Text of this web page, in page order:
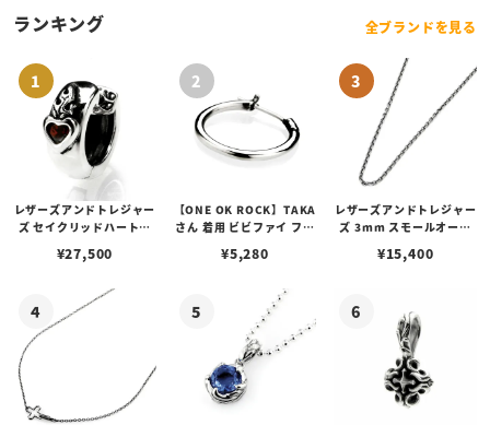
ランキング 全ブランドを見る
レザーズアンドトレジャー
ズ セイクリッドハートピ
¥27,500
【ONE OK ROCK】TAKA
さん 着用 ビビファイ フー
¥5,280
レザーズアンドトレジャー
ズ 3mm スモールオーバ
ブスタークラスプ＆LTロ
¥15,400